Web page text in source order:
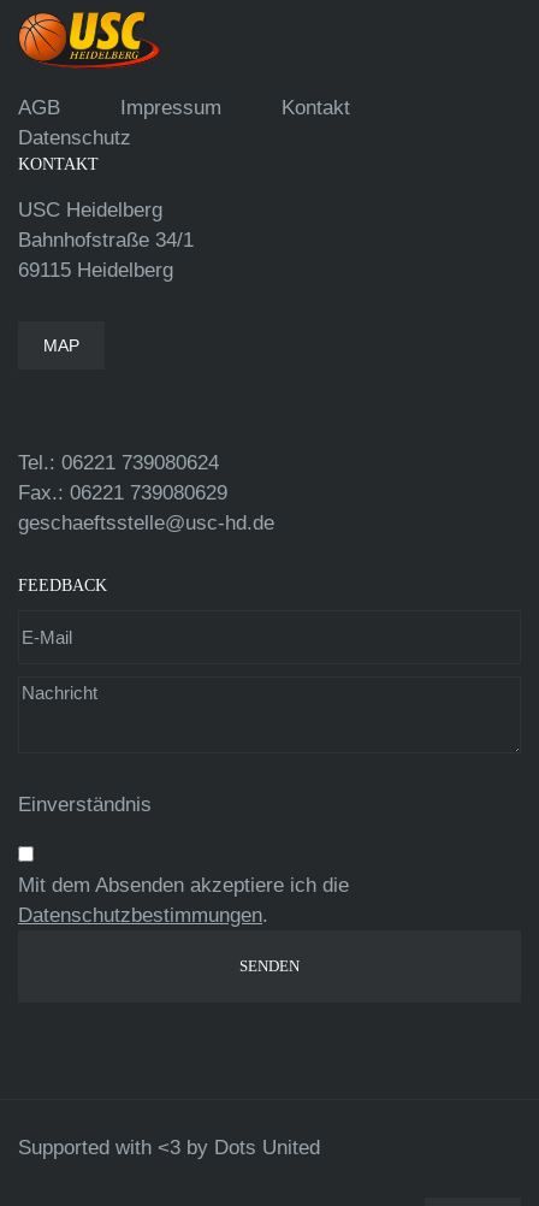
AGB Impressum
Kontakt
Datenschutz
KONTAKT
USC Heidelberg
Bahnhofstraße 34/1
69115 Heidelberg
MAP
Tel.: 06221 739080624
Fax.: 06221 739080629
geschaeftsstelle@usc-hd.de
FEEDBACK
Einverständnis
Mit dem Absenden akzeptiere ich die
Datenschutzbestimmungen.
Supported with <3 by Dots United